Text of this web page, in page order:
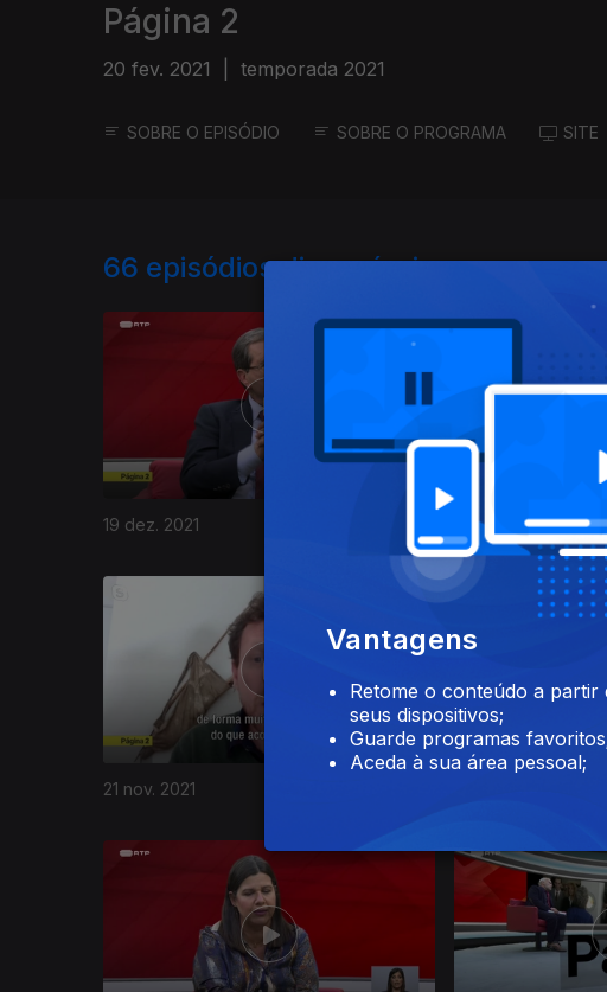
Página 2
20 fev. 2021 temporada 2021
SOBRE O EPISÓDIO SOBRE O PROGRAMA SITE
66 episódios disponíveis
19 dez. 2021 12 dez. 2021
21 nov. 2021
558561
Vantagens
Retome o conteúdo a partir
seus dispositivos;
Guarde programas
Aceda à sua área pessoal;